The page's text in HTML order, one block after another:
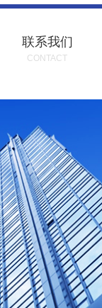
联系我们
CONTACT